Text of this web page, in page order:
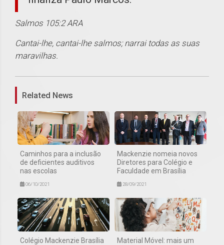
Salmos 105:2 ARA
Cantai-lhe, cantai-lhe salmos; narrai todas as suas
maravilhas.
Related News
Caminhos para a inclusão
de deficientes auditivos
nas escolas
06/10/2021
Mackenzie nomeia novos
Diretores para Colégio e
Faculdade em Brasília
28/09/2021
Colégio Mackenzie Brasília
Material Móvel: mais um